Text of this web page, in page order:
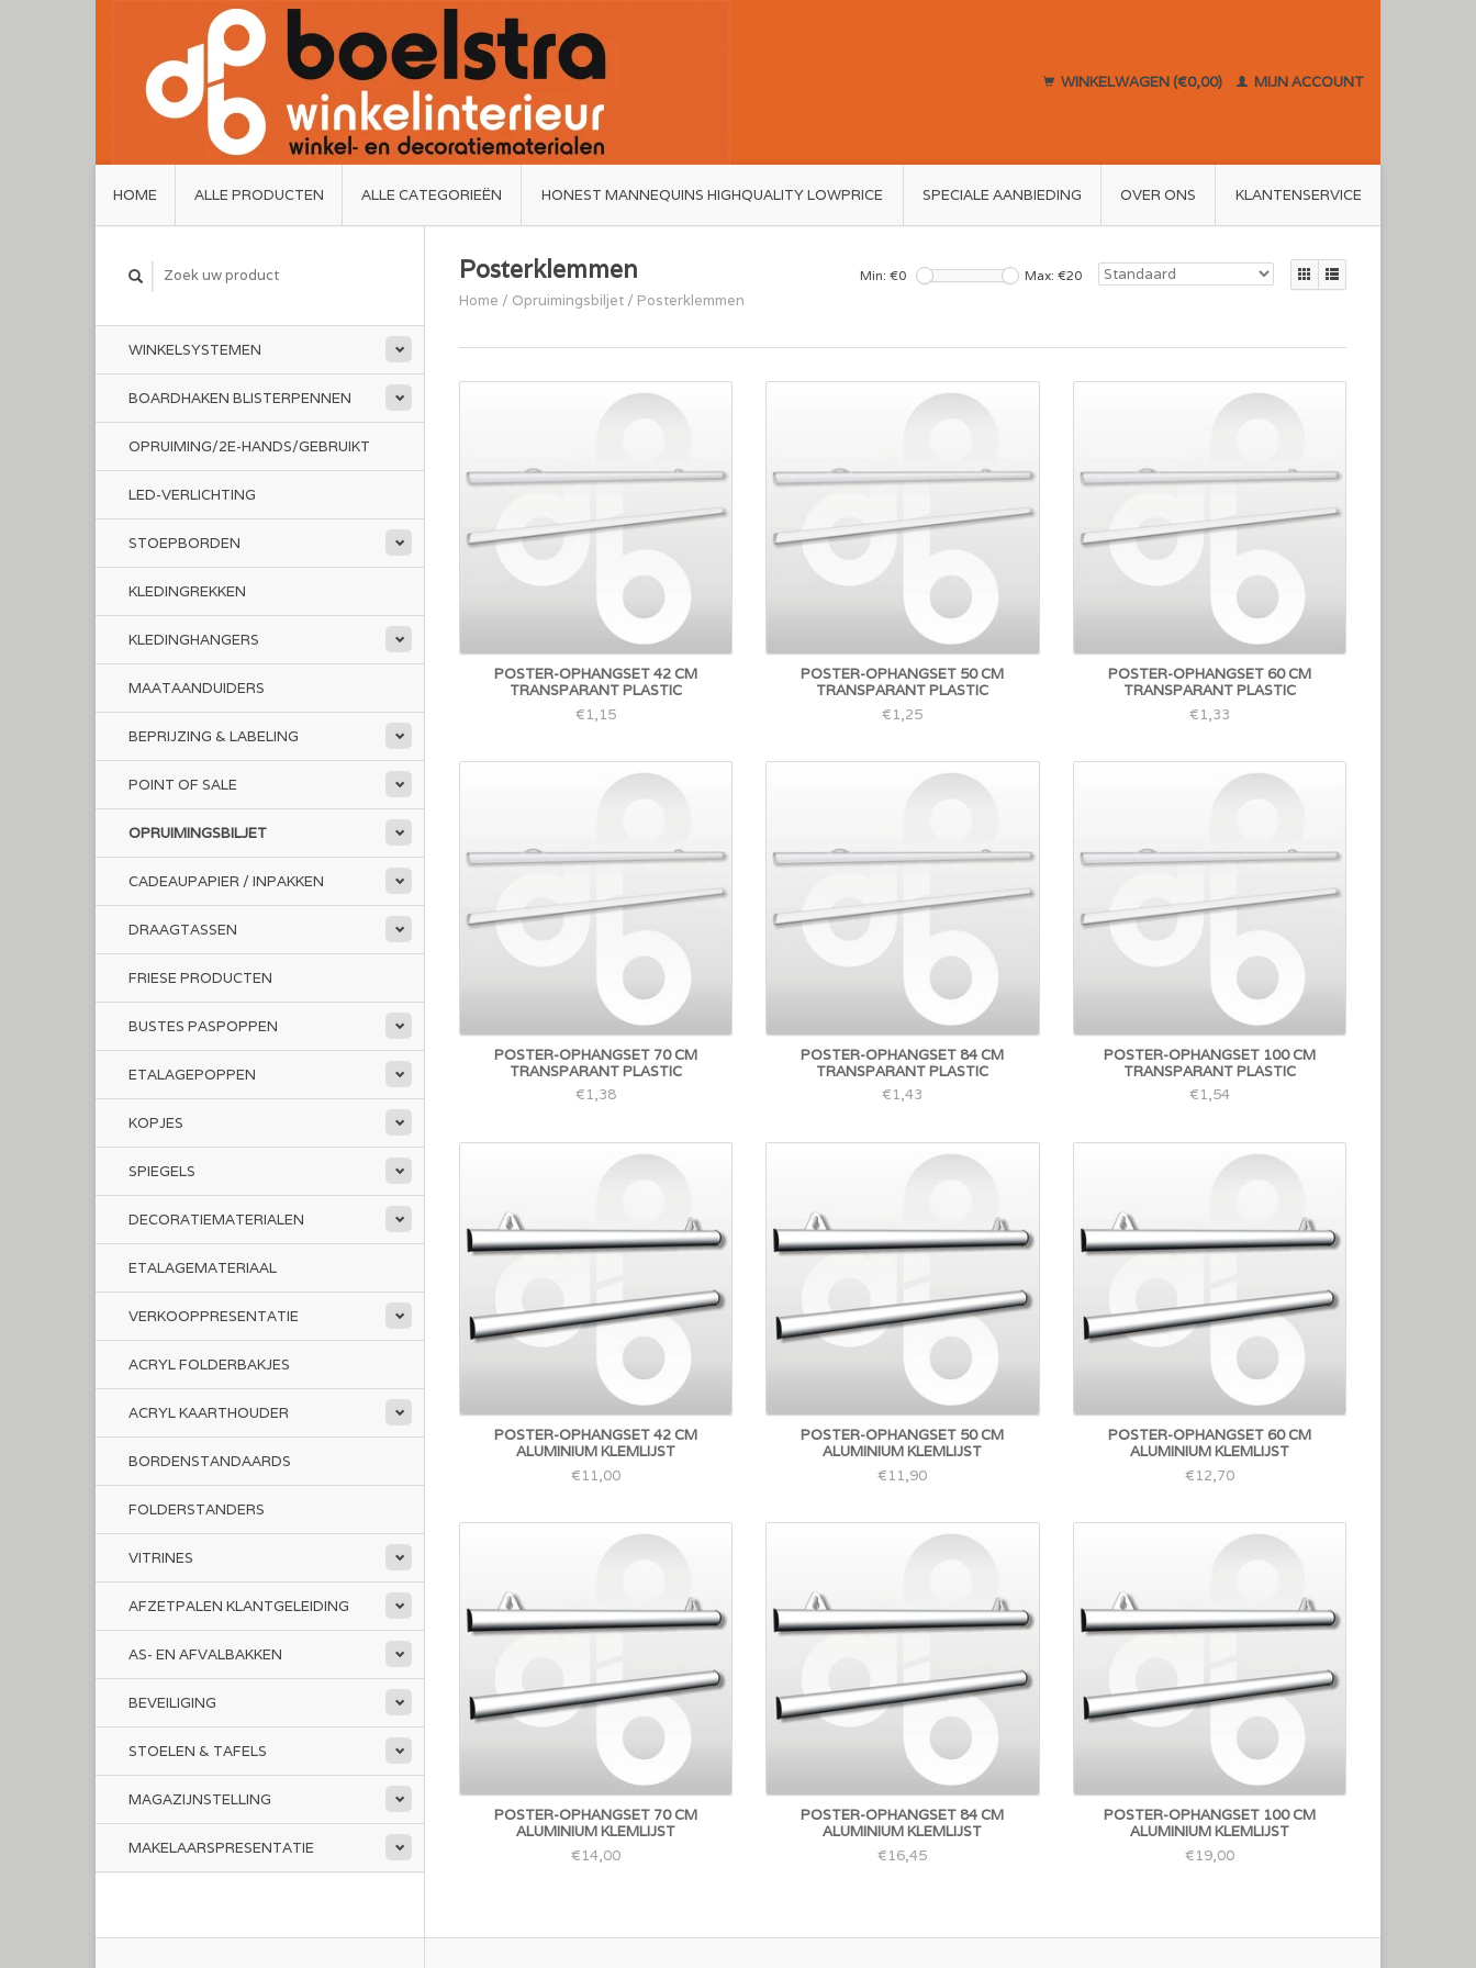
WINKELWAGEN (€0,00) MIJN ACCOUNT
HOME ALLE PRODUCTEN ALLE CATEGORIEËN HONEST MANNEQUINS HIGHQUALITY LOWPRICE SPECIALE AANBIEDING OVER ONS KLANTENSERVICE
WINKELSYSTEMEN
BOARDHAKEN BLISTERPENNEN
OPRUIMING/2E-HANDS/GEBRUIKT
LED-VERLICHTING
STOEPBORDEN
KLEDINGREKKEN
KLEDINGHANGERS
MAATAANDUIDERS
BEPRIJZING & LABELING
POINT OF SALE
OPRUIMINGSBILJET
CADEAUPAPIER / INPAKKEN
DRAAGTASSEN
FRIESE PRODUCTEN
BUSTES PASPOPPEN
ETALAGEPOPPEN
KOPJES
SPIEGELS
DECORATIEMATERIALEN
ETALAGEMATERIAAL
VERKOOPPRESENTATIE
ACRYL FOLDERBAKJES
ACRYL KAARTHOUDER
BORDENSTANDAARDS
FOLDERSTANDERS
VITRINES
AFZETPALEN KLANTGELEIDING
AS- EN AFVALBAKKEN
BEVEILIGING
STOELEN & TAFELS
MAGAZIJNSTELLING
MAKELAARSPRESENTATIE
Posterklemmen
Home / Opruimingsbiljet / Posterklemmen
Min: €0 Max: €20
POSTER-OPHANGSET 42 CM
TRANSPARANT PLASTIC
€1,15
POSTER-OPHANGSET 50 CM
TRANSPARANT PLASTIC
€1,25
POSTER-OPHANGSET 60 CM
TRANSPARANT PLASTIC
€1,33
POSTER-OPHANGSET 70 CM
TRANSPARANT PLASTIC
€1,38
POSTER-OPHANGSET 84 CM
TRANSPARANT PLASTIC
€1,43
POSTER-OPHANGSET 100 CM
TRANSPARANT PLASTIC
€1,54
POSTER-OPHANGSET 42 CM
ALUMINIUM KLEMLIJST
€11,00
POSTER-OPHANGSET 50 CM
ALUMINIUM KLEMLIJST
€11,90
POSTER-OPHANGSET 60 CM
ALUMINIUM KLEMLIJST
€12,70
POSTER-OPHANGSET 70 CM
ALUMINIUM KLEMLIJST
€14,00
POSTER-OPHANGSET 84 CM
ALUMINIUM KLEMLIJST
€16,45
POSTER-OPHANGSET 100 CM
ALUMINIUM KLEMLIJST
€19,00